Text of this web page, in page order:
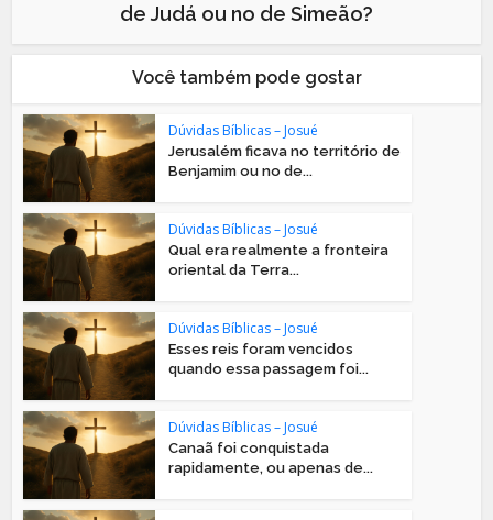
de Judá ou no de Simeão?
Você também pode gostar
Dúvidas Bíblicas – Josué
Jerusalém ficava no território de
Benjamim ou no de...
Dúvidas Bíblicas – Josué
Qual era realmente a fronteira
oriental da Terra...
Dúvidas Bíblicas – Josué
Esses reis foram vencidos
quando essa passagem foi...
Dúvidas Bíblicas – Josué
Canaã foi conquistada
rapidamente, ou apenas de...